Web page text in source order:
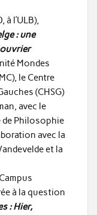
l’ULB),
: une
Mondes
le Centre
(CHSG)
avec le
de Philosophie
avec la
et la
à la question
: Hier,